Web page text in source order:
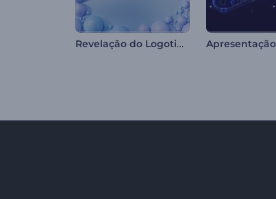
Revelação do Logotipo Soft Balls